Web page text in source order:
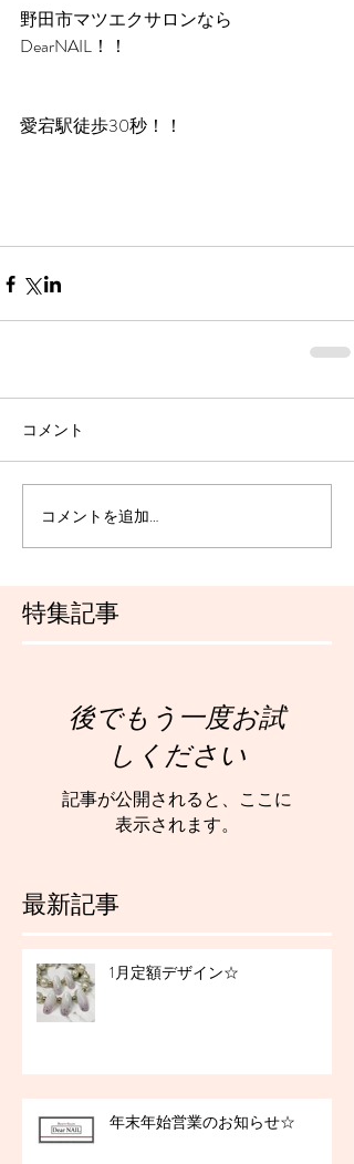
特集記事
最新記事
野田市マツエクサロンなら
DearNAIL！！
愛宕駅徒歩30秒！！
コメント
コメントを追加…
後でもう一度お試
しください
記事が公開されると、ここに
表示されます。
1月定額デザイン☆
年末年始営業のお知らせ☆